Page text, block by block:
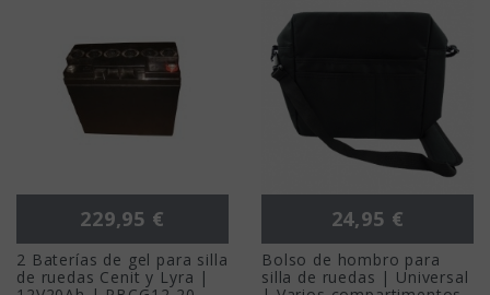
Precio
229,95 €
2 Baterías de gel para silla
de ruedas Cenit y Lyra |
Precio
24,95 €
Bolso de hombro para
silla de ruedas | Universal